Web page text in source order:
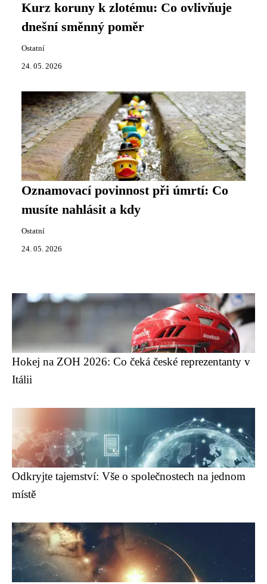
Kurz koruny k zlotému: Co ovlivňuje
dnešní směnný poměr
Ostatní
24. 05. 2026
Oznamovací povinnost při úmrtí: Co
musíte nahlásit a kdy
Ostatní
24. 05. 2026
Hokej na ZOH 2026: Co čeká české reprezentanty v
Itálii
Odkryjte tajemství: Vše o společnostech na jednom
místě